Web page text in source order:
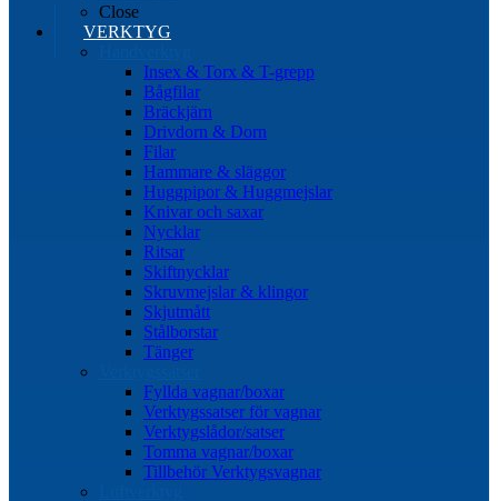
Close
VERKTYG
Insex & Torx & T-grepp
Bågfilar
Bräckjärn
Drivdorn & Dorn
Filar
Hammare & släggor
Huggpipor & Huggmejslar
Knivar och saxar
Nycklar
Ritsar
Skiftnycklar
Skruvmejslar & klingor
Skjutmått
Stålborstar
Tänger
Fyllda vagnar/boxar
Verktygssatser för vagnar
Verktygslådor/satser
Tomma vagnar/boxar
Tillbehör Verktygsvagnar